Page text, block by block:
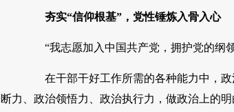
夯实“信仰根基”，党性锤炼入骨入心
“我志愿加入中国共产党，拥护党的纲
在干部干好工作所需的各种能力中，政
断力、政治领悟力、政治执行力，做政治上的明